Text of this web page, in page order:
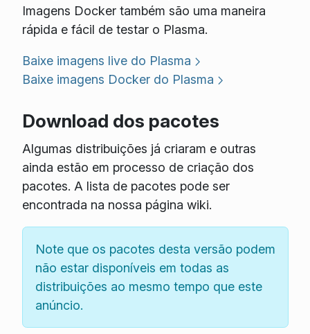
Imagens Docker também são uma maneira
rápida e fácil de testar o Plasma.
Baixe imagens live do Plasma
Baixe imagens Docker do Plasma
Download dos pacotes
Algumas distribuições já criaram e outras
ainda estão em processo de criação dos
pacotes. A lista de pacotes pode ser
encontrada na nossa página wiki.
Note que os pacotes desta versão podem
não estar disponíveis em todas as
distribuições ao mesmo tempo que este
anúncio.